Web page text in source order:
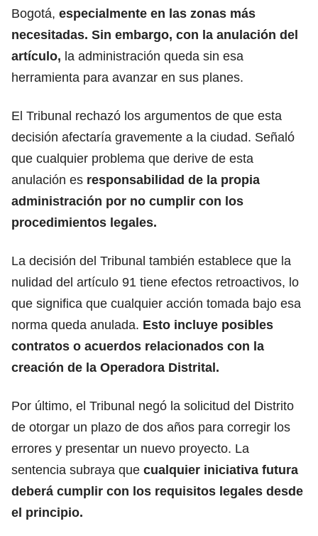
Bogotá, especialmente en las zonas más
necesitadas. Sin embargo, con la anulación del
artículo, la administración queda sin esa
herramienta para avanzar en sus planes.
El Tribunal rechazó los argumentos de que esta
decisión afectaría gravemente a la ciudad. Señaló
que cualquier problema que derive de esta
anulación es responsabilidad de la propia
administración por no cumplir con los
procedimientos legales.
La decisión del Tribunal también establece que la
nulidad del artículo 91 tiene efectos retroactivos, lo
que significa que cualquier acción tomada bajo esa
norma queda anulada. Esto incluye posibles
contratos o acuerdos relacionados con la
creación de la Operadora Distrital.
Por último, el Tribunal negó la solicitud del Distrito
de otorgar un plazo de dos años para corregir los
errores y presentar un nuevo proyecto. La
sentencia subraya que cualquier iniciativa futura
deberá cumplir con los requisitos legales desde
el principio.